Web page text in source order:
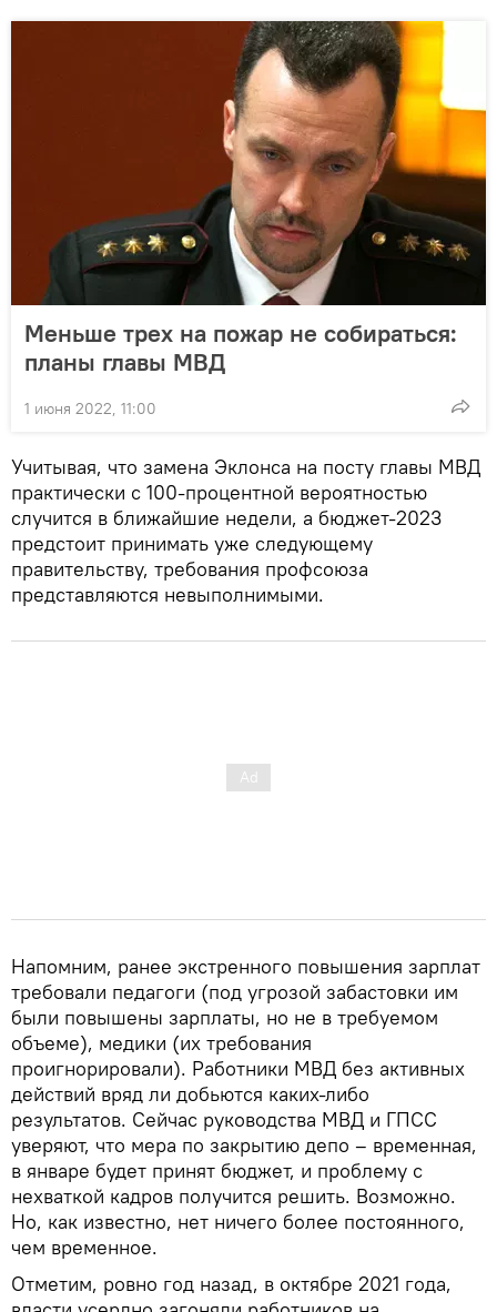
Меньше трех на пожар не собираться:
планы главы МВД
1 июня 2022, 11:00
Учитывая, что замена Эклонса на посту главы МВД
практически с 100-процентной вероятностью
случится в ближайшие недели, а бюджет-2023
предстоит принимать уже следующему
правительству, требования профсоюза
представляются невыполнимыми.
Напомним, ранее экстренного повышения зарплат
требовали педагоги (под угрозой забастовки им
были повышены зарплаты, но не в требуемом
объеме), медики (их требования
проигнорировали). Работники МВД без активных
действий вряд ли добьются каких-либо
результатов. Сейчас руководства МВД и ГПСС
уверяют, что мера по закрытию депо – временная,
в январе будет принят бюджет, и проблему с
нехваткой кадров получится решить. Возможно.
Но, как известно, нет ничего более постоянного,
чем временное.
Отметим, ровно год назад, в октябре 2021 года,